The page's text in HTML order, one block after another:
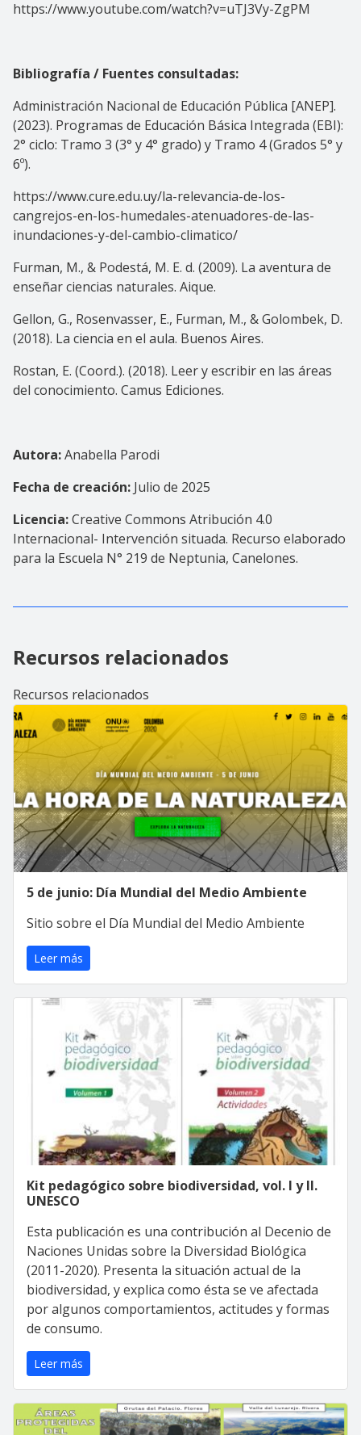
https://www.youtube.com/watch?v=uTJ3Vy-ZgPM
Bibliografía / Fuentes consultadas:
Administración Nacional de Educación Pública [ANEP].
(2023). Programas de Educación Básica Integrada (EBI):
2° ciclo: Tramo 3 (3° y 4° grado) y Tramo 4 (Grados 5° y
6º).
https://www.cure.edu.uy/la-relevancia-de-los-
cangrejos-en-los-humedales-atenuadores-de-las-
inundaciones-y-del-cambio-climatico/
Furman, M., & Podestá, M. E. d. (2009). La aventura de
enseñar ciencias naturales. Aique.
Gellon, G., Rosenvasser, E., Furman, M., & Golombek, D.
(2018). La ciencia en el aula. Buenos Aires.
Rostan, E. (Coord.). (2018). Leer y escribir en las áreas
del conocimiento. Camus Ediciones.
Autora:Anabella Parodi
Fecha de creación: Julio de 2025
Licencia:Creative Commons Atribución 4.0
Internacional- Intervención situada. Recurso elaborado
para la Escuela N° 219 de Neptunia, Canelones.
Recursos relacionados
Recursos relacionados
5 de junio: Día Mundial del Medio Ambiente
Sitio sobre el Día Mundial del Medio Ambiente
Leer más
Kit pedagógico sobre biodiversidad, vol. I y II.
UNESCO
Esta publicación es una contribución al Decenio de
Naciones Unidas sobre la Diversidad Biológica
(2011-2020). Presenta la situación actual de la
biodiversidad, y explica como ésta se ve afectada
por algunos comportamientos, actitudes y formas
de consumo.
Leer más